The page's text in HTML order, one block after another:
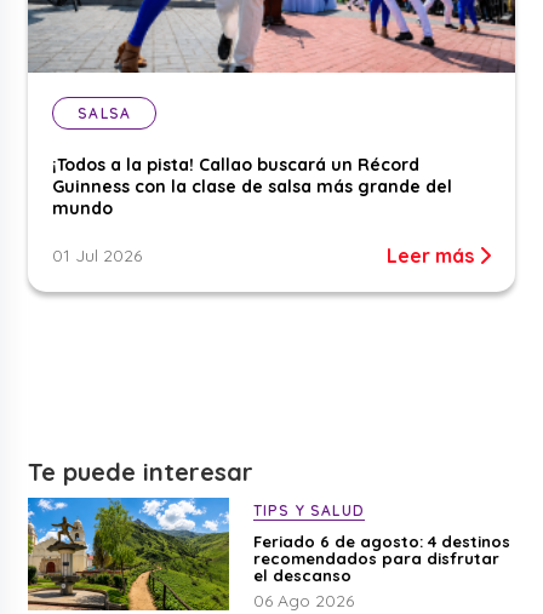
SALSA
¡Todos a la pista! Callao buscará un Récord
Guinness con la clase de salsa más grande del
mundo
01 Jul 2026 Leer más
Te puede interesar
TIPS Y SALUD
Feriado 6 de agosto: 4 destinos
recomendados para disfrutar
el descanso
06 Ago 2026